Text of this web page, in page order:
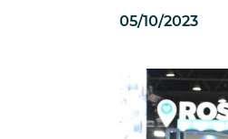
05/10/2023